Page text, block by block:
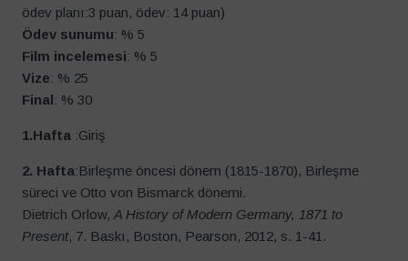
ödev planı:3 puan, ödev: 14 puan)
Ödev sunumu: % 5
Film incelemesi: % 5
Vize: % 25
Final: % 30
1.Hafta :Giriş
2. Hafta:Birleşme öncesi dönem (1815-1870), Birleşme
süreci ve Otto von Bismarck dönemi.
Dietrich Orlow, A History of Modern Germany, 1871 to
Present, 7. Baskı, Boston, Pearson, 2012, s. 1-41.